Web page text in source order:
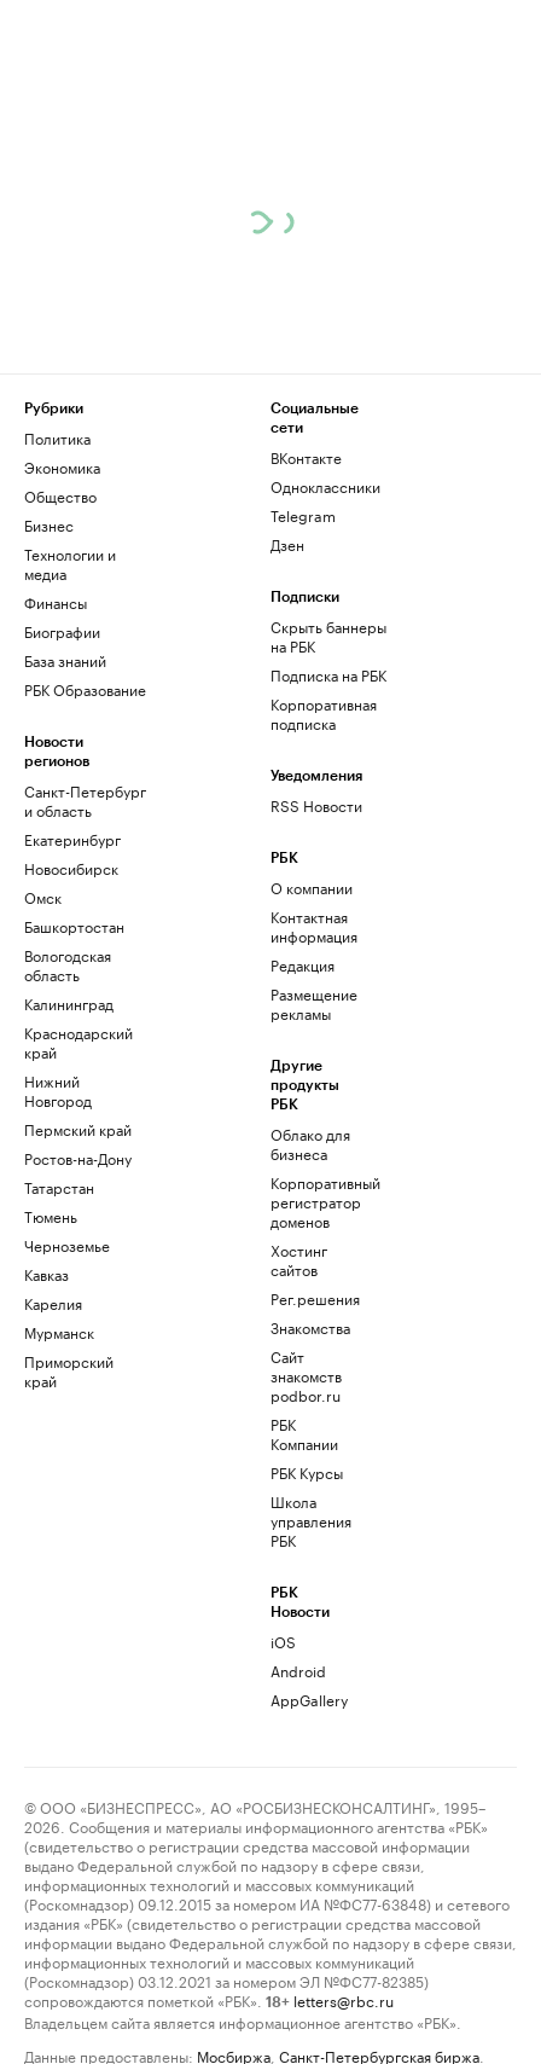
Рубрики
Политика
Экономика
Общество
Бизнес
Технологии и
медиа
Финансы
Биографии
База знаний
РБК Образование
Новости
регионов
Санкт-Петербург
и область
Екатеринбург
Новосибирск
Омск
Башкортостан
Вологодская
область
Калининград
Краснодарский
край
Нижний
Новгород
Пермский край
Ростов-на-Дону
Татарстан
Тюмень
Черноземье
Кавказ
Карелия
Мурманск
Приморский
край
Социальные
сети
ВКонтакте
Одноклассники
Telegram
Дзен
Подписки
Скрыть баннеры
на РБК
Подписка на РБК
Корпоративная
подписка
Уведомления
RSS Новости
РБК
О компании
Контактная
информация
Редакция
Размещение
рекламы
Другие
продукты
РБК
Облако для
бизнеса
Корпоративный
регистратор
доменов
Хостинг
сайтов
Рег.решения
Знакомства
Сайт
знакомств
podbor.ru
РБК
Компании
РБК Курсы
Школа
управления
РБК
РБК
Новости
iOS
Android
AppGallery
© ООО «БИЗНЕСПРЕСС», АО «РОСБИЗНЕСКОНСАЛТИНГ», 1995–
2026. Сообщения и материалы информационного агентства «РБК»
(свидетельство о регистрации средства массовой информации
выдано Федеральной службой по надзору в сфере связи,
информационных технологий и массовых коммуникаций
(Роскомнадзор) 09.12.2015 за номером ИА №ФС77-63848) и сетевого
издания «РБК» (свидетельство о регистрации средства массовой
информации выдано Федеральной службой по надзору в сфере связи,
информационных технологий и массовых коммуникаций
(Роскомнадзор) 03.12.2021 за номером ЭЛ №ФС77-82385)
сопровождаются пометкой «РБК».
18+ letters@rbc.ru
Владельцем сайта является информационное агентство «РБК».
Данные предоставлены: Мосбиржа Санкт-Петербургская биржа